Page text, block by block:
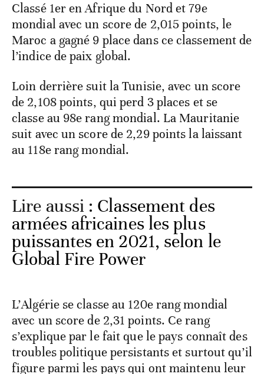
Classé 1er en Afrique du Nord et 79e
mondial avec un score de 2,015 points, le
Maroc a gagné 9 place dans ce classement de
l’indice de paix global.
Loin derrière suit la Tunisie, avec un score
de 2,108 points, qui perd 3 places et se
classe au 98e rang mondial. La Mauritanie
suit avec un score de 2,29 points la laissant
au 118e rang mondial.
Lire aussi : Classement des
armées africaines les plus
puissantes en 2021, selon le
Global Fire Power
L’Algérie se classe au 120e rang mondial
avec un score de 2,31 points. Ce rang
s’explique par le fait que le pays connaît des
troubles politique persistants et surtout qu’il
figure parmi les pays qui ont maintenu leur